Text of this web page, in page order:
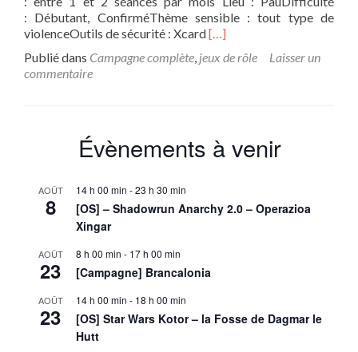
: Débutant, ConfirméThème sensible : tout type de
violenceOutils de sécurité : XcardEn
plus
[…]
Publié dans Campagne complète, jeux de rôle
Laisser un
commentaire
Évènements à venir
AOÛT
8
14 h 00 min -23 h 30 min
[OS] – Shadowrun Anarchy 2.0 – Operazioa
Xingar
AOÛT
23
8 h 00 min - 17 h 00 min
[Campagne] Brancalonia
AOÛT
23
14 h 00 min - 18 h 00 min
[OS] Star Wars Kotor – la Fosse de Dagmar le
Hutt